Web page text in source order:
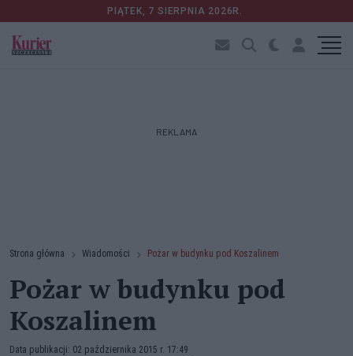
PIĄTEK, 7 SIERPNIA 2026R.
REKLAMA
Strona główna Wiadomości Pożar w budynku pod Koszalinem
Pożar w budynku pod
Koszalinem
Data publikacji: 02 października 2015 r. 17:49